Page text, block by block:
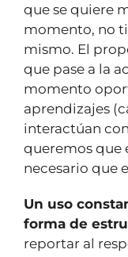
que se quiere
momento, no
mismo. El
que pase a la
momento
aprendizajes
interactúan
queremos que
necesario que
Un uso
forma de
reportar al